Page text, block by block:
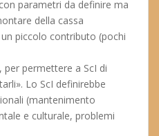
parametri da definire ma
della cassa
piccolo contributo (pochi
permettere a ScI di
Lo ScI definirebbe
(mantenimento
e culturale, problemi